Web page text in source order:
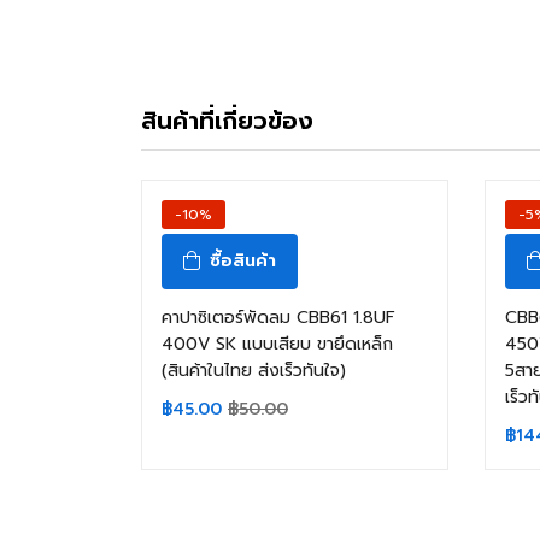
สินค้าที่เกี่ยวข้อง
-10%
ซื้อสินค้า
คาปาซิเตอร์พัดลม CBB61 1.8UF
400V SK แบบเสียบ ขายึดเหล็ก
(สินค้าในไทย ส่งเร็วทันใจ)
฿45.00 ฿50.00
-
5สา
เร็ว
฿